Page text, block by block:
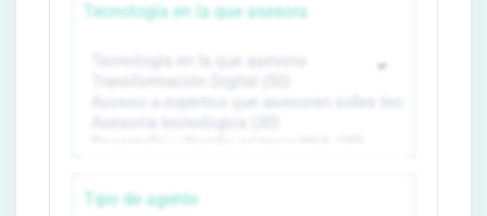
Tecnología en la que asesora
Tipo de agente